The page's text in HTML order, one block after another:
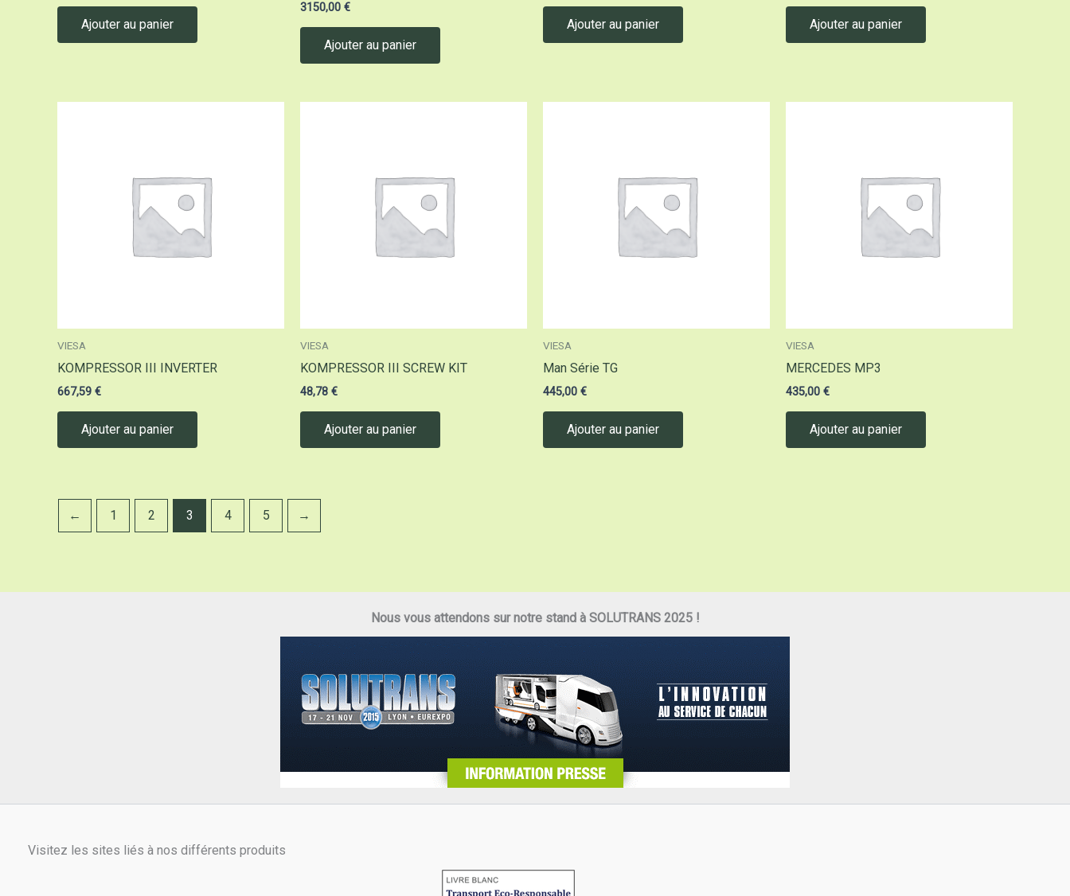
Ajouter au panier
3150,00 €
Ajouter au panier
Ajouter au panier Ajouter au panier
VIESA
KOMPRESSOR III INVERTER
667,59 €
Ajouter au panier
VIESA
KOMPRESSOR III SCREW KIT
48,78 €
Ajouter au panier
VIESA
Man Série TG
445,00 €
Ajouter au panier
VIESA
MERCEDES MP3
435,00 €
Ajouter au panier
← 1 2 3 4 5 →
Nous vous attendons sur notre stand à SOLUTRANS 2025 !
Visitez les sites liés à nos différents produits